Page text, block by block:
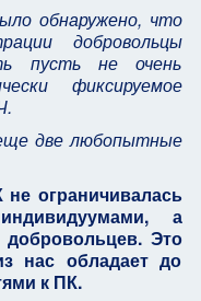
обнаружено, что
добровольцы
пусть не очень
фиксируемое
две любопытные
ограничивалась
а
Это
нас обладает до
к ПК.